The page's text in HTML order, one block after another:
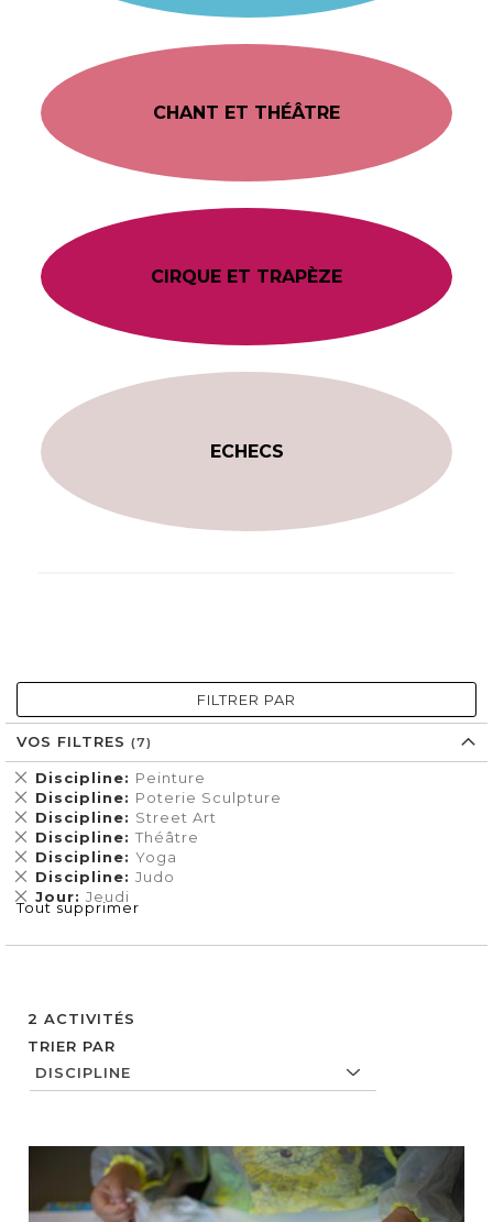
CHANT ET THÉÂTRE
CIRQUE ET TRAPÈZE
ECHECS
2 ACTIVITÉS
TRIER PAR
FILTRER PAR
VOS FILTRES
Discipline Peinture
Supprimer
cet
Élément
Discipline Poterie Sculpture
Supprimer
cet
Élément
Discipline Street Art
Supprimer
cet
Élément
Discipline Théâtre
Supprimer
cet
Élément
Discipline Yoga
Supprimer
cet
Élément
Discipline Judo
Supprimer
cet
Élément
Jour Jeudi
Supprimer
cet
Tout supprimer